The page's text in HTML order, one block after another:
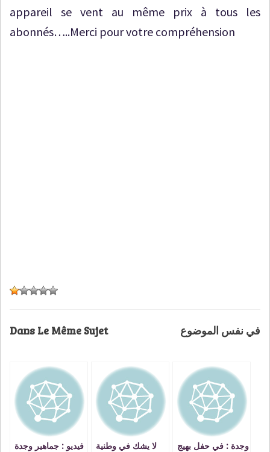
appareil se vent au même prix à tous les
abonnés…..Merci pour votre compréhension
Dans Le Même Sujet في نفس الموضوع
فيديو : جماهير وجدة
لا يشك في وطنية
وجدة : في حفل بهيج